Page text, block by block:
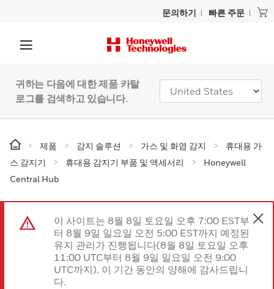
문의하기 빠른 주문
귀하는 다음에 대한 제품 카탈
로그를 검색하고 있습니다.
제품 감지 솔루션 가스 및 화염 감지
휴대용 가
스 감지기
휴대용 감지기 부품 및 액세서리
Honeywell
Central Hub
이 사이트는 8월 8일 토요일 오후 7:00 EST부
터 8월 9일 일요일 오전 5:00 EST까지 예정된
유지 관리가 진행됩니다(8월 8일 토요일 오후
11:00 UTC부터 8월 9일 일요일 오전 9:00
UTC까지). 이 기간 동안의 양해에 감사드립니
다.